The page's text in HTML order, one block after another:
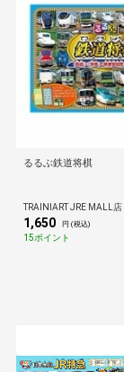
るるぶ鉄道将棋
TRAINIART JRE MALL店
1,650 円 (税込)
15ポイント